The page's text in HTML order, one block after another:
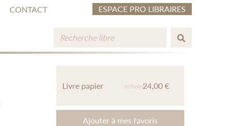
CONTACT ESPACE PRO LIBRAIRES
Livre papier acheter24,00 €
Ajouter à mes favoris